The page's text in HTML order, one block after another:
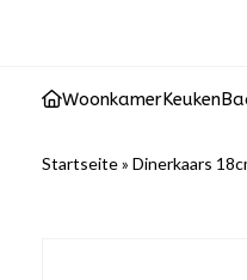
WoonkamerKeuken
Startseite» Dinerkaars